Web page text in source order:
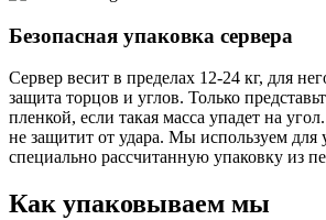
Безопасная упаковка сервера
Сервер весит в пределах 12-24 кг, для
защита торцов и углов. Только
пленкой, если такая масса упадет на
не защитит от удара. Мы используем для
специально расcчитанную упаковку из
Как упаковываем мы